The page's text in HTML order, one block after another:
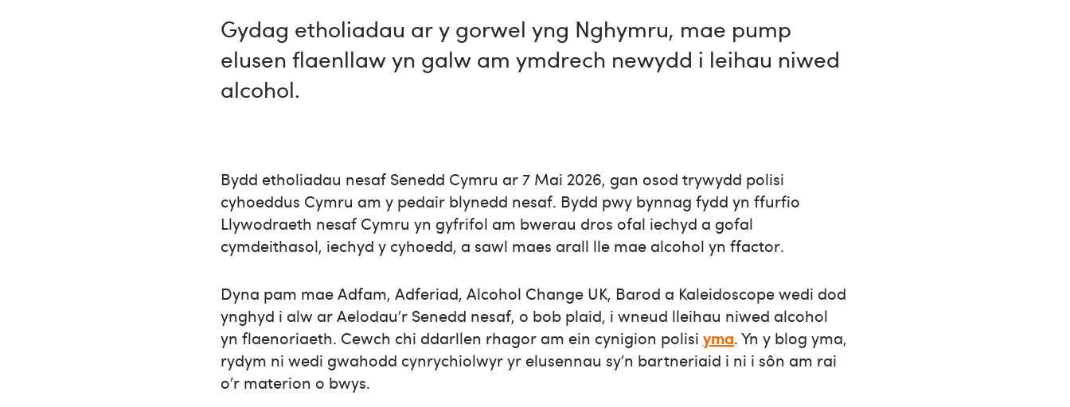
Gydag etholiadau ar y gorwel yng Nghymru, mae pump
elusen flaenllaw yn galw am ymdrech newydd i leihau niwed
alcohol.
Bydd etholiadau nesaf Senedd Cymru ar 7 Mai 2026, gan osod trywydd polisi
cyhoeddus Cymru am y pedair blynedd nesaf. Bydd pwy bynnag fydd yn ffurfio
Llywodraeth nesaf Cymru yn gyfrifol am bwerau dros ofal iechyd a gofal
cymdeithasol, iechyd y cyhoedd, a sawl maes arall lle mae alcohol yn ffactor.
Dyna pam mae Adfam, Adferiad, Alcohol Change UK, Barod a Kaleidoscope wedi dod
ynghyd i alw ar Aelodau’r Senedd nesaf, o bob plaid, i wneud lleihau niwed alcohol
yn flaenoriaeth. Cewch chi ddarllen rhagor am ein cynigion polisiyma. Yn y blog yma,
rydym ni wedi gwahodd cynrychiolwyr yr elusennau sy’n bartneriaid i ni i sôn am rai
o’r materion o bwys.